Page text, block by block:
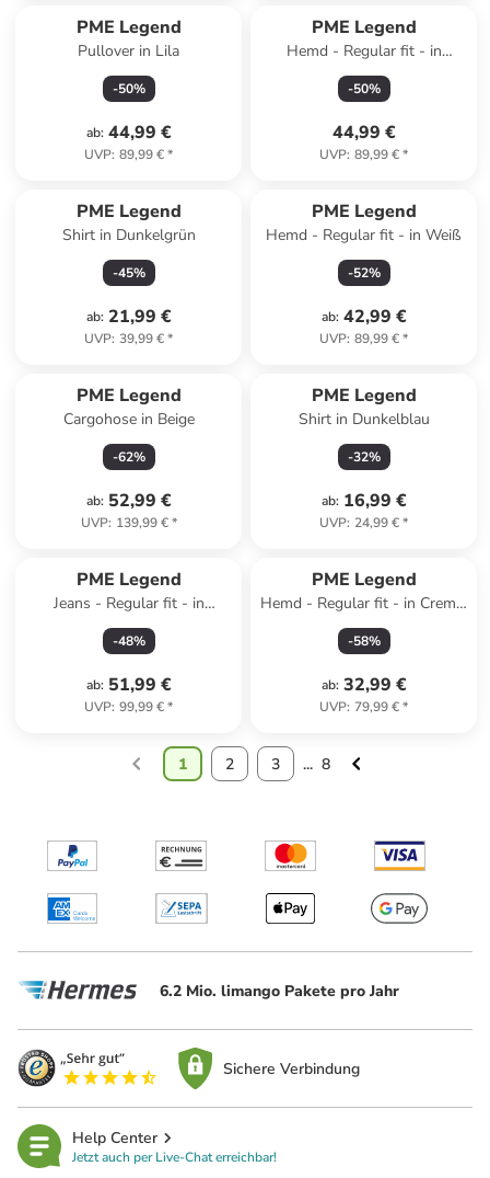
PME Legend
Pullover in Lila
-50%
ab: 44,99 €
UVP: 89,99 €*
PME Legend
Hemd - Regular fit - in
Dunkelblau
-50%
44,99 €
UVP: 89,99 €*
PME Legend
Shirt in Dunkelgrün
-45%
ab: 21,99 €
UVP: 39,99 €*
PME Legend
Hemd - Regular fit - in Weiß
-52%
ab: 42,99 €
UVP: 89,99 €*
PME Legend
Cargohose in Beige
-62%
ab: 52,99 €
UVP: 139,99 €*
PME Legend
Shirt in Dunkelblau
-32%
ab: 16,99 €
UVP: 24,99 €*
PME Legend
Jeans - Regular fit - in
Hellblau
-48%
ab: 51,99 €
UVP: 99,99 €*
PME Legend
Hemd - Regular fit - in Creme/
Grün
-58%
ab: 32,99 €
UVP: 79,99 €*
1 2 3 ... 8
6.2 Mio. limango Pakete pro Jahr
Sichere Verbindung
Help Center
Jetzt auch per Live-Chat erreichbar!